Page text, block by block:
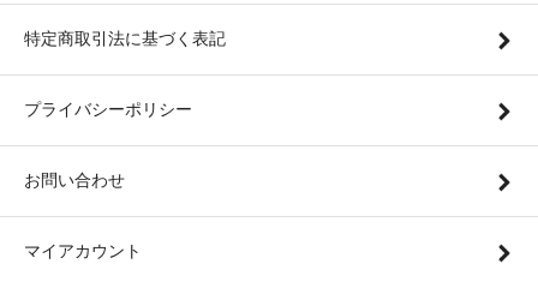
特定商取引法に基づく表記
プライバシーポリシー
お問い合わせ
マイアカウント